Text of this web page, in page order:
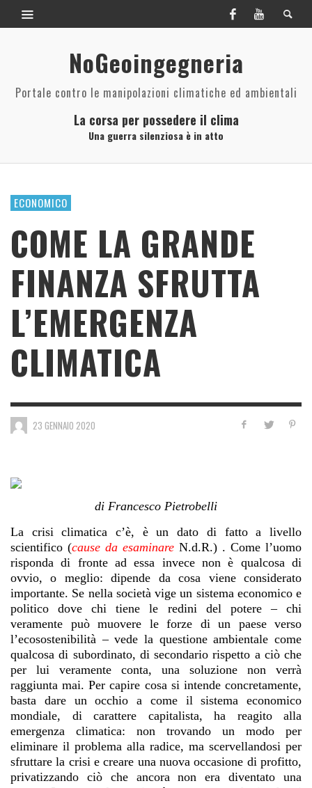
NoGeoingegneria
Portale contro le manipolazioni climatiche ed ambientali
La corsa per possedere il clima
Una guerra silenziosa è in atto
ECONOMICO
COME LA GRANDE
FINANZA SFRUTTA
L’EMERGENZA
CLIMATICA
23 GENNAIO 2020
di Francesco Pietrobelli
La crisi climatica c’è, è un dato di fatto a livello
scientifico (cause da esaminare N.d.R.) . Come l’uomo
risponda di fronte ad essa invece non è qualcosa di
ovvio, o meglio: dipende da cosa viene considerato
importante. Se nella società vige un sistema economico e
politico dove chi tiene le redini del potere – chi
veramente può muovere le forze di un paese verso
l’ecosostenibilità – vede la questione ambientale come
qualcosa di subordinato, di secondario rispetto a ciò che
per lui veramente conta, una soluzione non verrà
raggiunta mai. Per capire cosa si intende concretamente,
basta dare un occhio a come il sistema economico
mondiale, di carattere capitalista, ha reagito alla
emergenza climatica: non trovando un modo per
eliminare il problema alla radice, ma scervellandosi per
sfruttare la crisi e creare una nuova occasione di profitto,
privatizzando ciò che ancora non era diventato una